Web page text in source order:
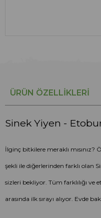
ÜRÜN ÖZELLIKLERI
Sinek Yiyen -
İlginç bitkilere meraklı mısınız?
şekli ile diğerlerinden farklı olan
sizleri bekliyor. Tüm farklılığı ve
arasında ilk sırayı alıyor. Evde